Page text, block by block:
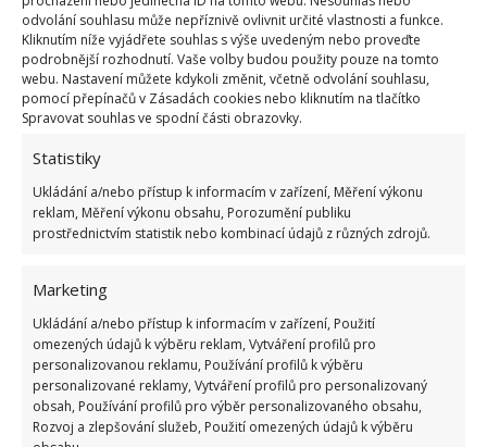
odvolání souhlasu může nepříznivě ovlivnit určité vlastnosti a funkce.
Kliknutím níže vyjádřete souhlas s výše uvedeným nebo proveďte
podrobnější rozhodnutí. Vaše volby budou použity pouze na tomto
webu. Nastavení můžete kdykoli změnit, včetně odvolání souhlasu,
pomocí přepínačů v Zásadách cookies nebo kliknutím na tlačítko
Spravovat souhlas ve spodní části obrazovky.
Statistiky
Ukládání a/nebo přístup k informacím v zařízení, Měření výkonu
reklam, Měření výkonu obsahu, Porozumění publiku
prostřednictvím statistik nebo kombinací údajů z různých zdrojů.
Marketing
Ukládání a/nebo přístup k informacím v zařízení, Použití
omezených údajů k výběru reklam, Vytváření profilů pro
personalizovanou reklamu, Používání profilů k výběru
personalizované reklamy, Vytváření profilů pro personalizovaný
obsah, Používání profilů pro výběr personalizovaného obsahu,
Rozvoj a zlepšování služeb, Použití omezených údajů k výběru
vody, umístíte do plastového pytlíku a zamrazíte,
vytvoříte chladící materiál, který na dlouhých
cestách zajistí například osvěžující studené nápoje.
ochranu dřevěné, či laminátové podlahy před
poškrabáním nábytkem. Postačí tyto kusy nalepit na
nožičky židlí, nebo stolů a máte po starostech. Je
účelům naráz. Vyzkoušejte některé z nich a budete
mile překvapeni.
Fotografie: Pinterest